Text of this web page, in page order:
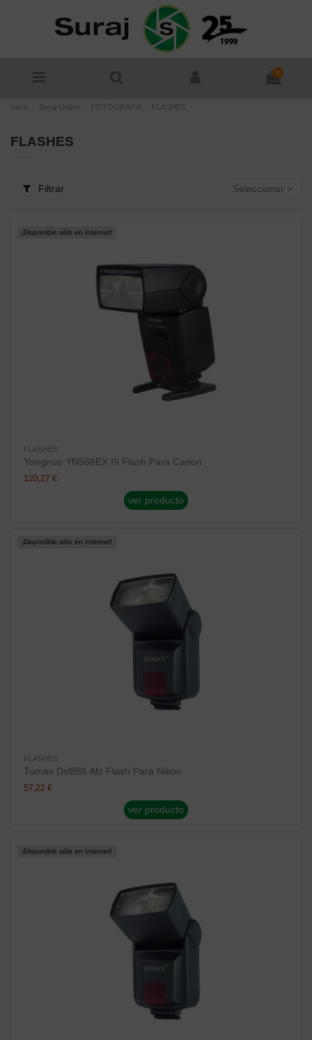
0
Inicio Suraj Online FOTOGRAFIA FLASHES
FLASHES
Filtrar Seleccionar
¡Disponible sólo en Internet!
FLASHES
Yongnuo YN568EX III Flash Para Canon
120,27 €
ver producto
¡Disponible sólo en Internet!
FLASHES
Tumax Dsl886 Afz Flash Para Nikon
57,22 €
ver producto
¡Disponible sólo en Internet!